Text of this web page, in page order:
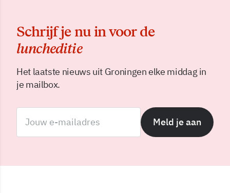
Schrijf je nu in voor de
luncheditie
Het laatste nieuws uit Groningen elke middag in
je mailbox.
Meld je aan